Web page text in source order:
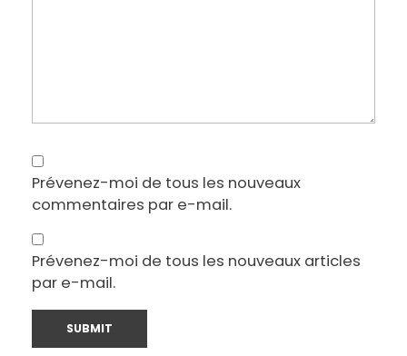
Prévenez-moi de tous les nouveaux
commentaires par e-mail.
Prévenez-moi de tous les nouveaux articles
par e-mail.